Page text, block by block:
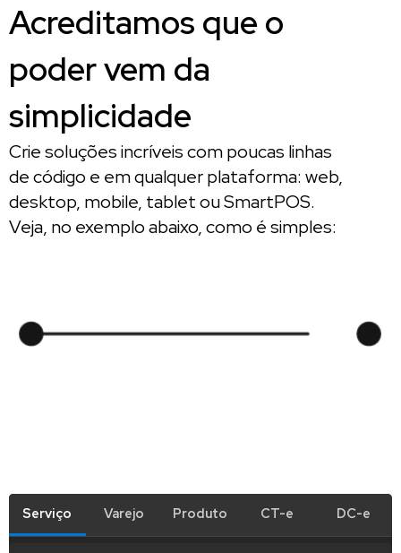
Acreditamos que o
poder vem da
simplicidade
Crie soluções incríveis com poucas linhas
de código e em qualquer plataforma: web,
desktop, mobile, tablet ou SmartPOS.
Veja, no exemplo abaixo, como é simples:
Serviço Varejo Produto CT-e DC-e